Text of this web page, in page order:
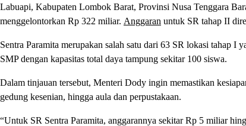
Labuapi, Kabupaten Lombok Barat, Provinsi Nusa Tenggara
menggelontorkan Rp 322 miliar. Anggaran untuk SR tahap II
Sentra Paramita merupakan salah satu dari 63 SR lokasi tahap
SMP dengan kapasitas total daya tampung sekitar 100 siswa.
Dalam tinjauan tersebut, Menteri Dody ingin memastikan
gedung kesenian, hingga aula dan perpustakaan.
“Untuk SR Sentra Paramita, anggarannya sekitar Rp 5 miliar